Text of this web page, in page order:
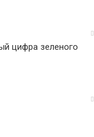
цифра зеленого